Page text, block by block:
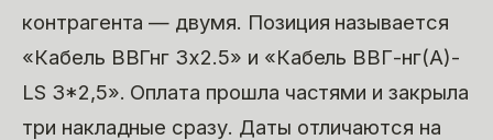
контрагента — двумя. Позиция называется
«Кабель ВВГнг 3х2.5» и «Кабель ВВГ-нг(А)-
LS 3*2,5». Оплата прошла частями и закрыла
три накладные сразу. Даты отличаются на